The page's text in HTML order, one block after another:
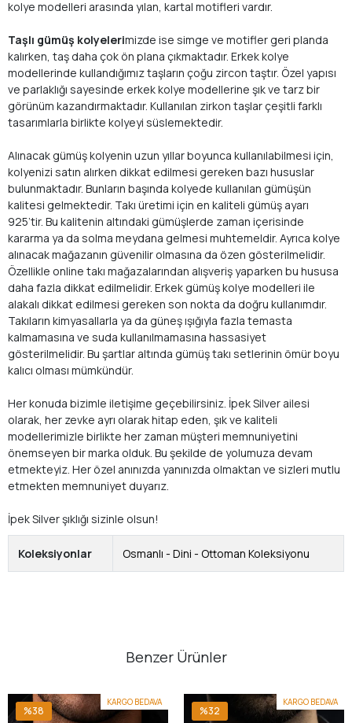
kolye modelleri arasında yılan, kartal motifleri vardır.
Taşlı gümüş kolyelerimizde ise simge ve motifler geri planda
kalırken, taş daha çok ön plana çıkmaktadır. Erkek kolye
modellerinde kullandığımız taşların çoğu zircon taştır. Özel yapısı
ve parlaklığı sayesinde erkek kolye modellerine şık ve tarz bir
görünüm kazandırmaktadır. Kullanılan zirkon taşlar çeşitli farklı
tasarımlarla birlikte kolyeyi süslemektedir.
Alınacak gümüş kolyenin uzun yıllar boyunca kullanılabilmesi için,
kolyenizi satın alırken dikkat edilmesi gereken bazı hususlar
bulunmaktadır. Bunların başında kolyede kullanılan gümüşün
kalitesi gelmektedir. Takı üretimi için en kaliteli gümüş ayarı
925’tir. Bu kalitenin altındaki gümüşlerde zaman içerisinde
kararma ya da solma meydana gelmesi muhtemeldir. Ayrıca kolye
alınacak mağazanın güvenilir olmasına da özen gösterilmelidir.
Özellikle online takı mağazalarından alışveriş yaparken bu hususa
daha fazla dikkat edilmelidir. Erkek gümüş kolye modelleri ile
alakalı dikkat edilmesi gereken son nokta da doğru kullanımdır.
Takıların kimyasallarla ya da güneş ışığıyla fazla temasta
kalmamasına ve suda kullanılmamasına hassasiyet
gösterilmelidir. Bu şartlar altında gümüş takı setlerinin ömür boyu
kalıcı olması mümkündür.
Her konuda bizimle iletişime geçebilirsiniz. İpek Silver ailesi
olarak, her zevke ayrı olarak hitap eden, şık ve kaliteli
modellerimizle birlikte her zaman müşteri memnuniyetini
önemseyen bir marka olduk. Bu şekilde de yolumuza devam
etmekteyiz. Her özel anınızda yanınızda olmaktan ve sizleri mutlu
etmekten memnuniyet duyarız.
İpek Silver şıklığı sizinle olsun!
Koleksiyonlar Osmanlı - Dini - Ottoman Koleksiyonu
Benzer Ürünler
KARGO BEDAVA
%38
KARGO BEDAVA
%32